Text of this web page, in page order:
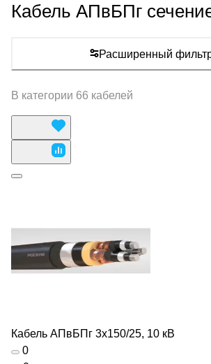
Кабель АПвБПг
Расширенный
В категории 66 кабелей
Кабель АПвБПг 3х150/25, 10 кВ
0